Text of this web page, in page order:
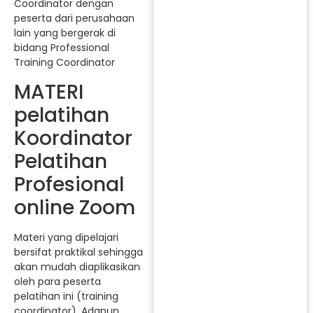
Coordinator dengan
peserta dari perusahaan
lain yang bergerak di
bidang Professional
Training Coordinator
MATERI
pelatihan
Koordinator
Pelatihan
Profesional
online Zoom
Materi yang dipelajari
bersifat praktikal sehingga
akan mudah diaplikasikan
oleh para peserta
pelatihan ini (training